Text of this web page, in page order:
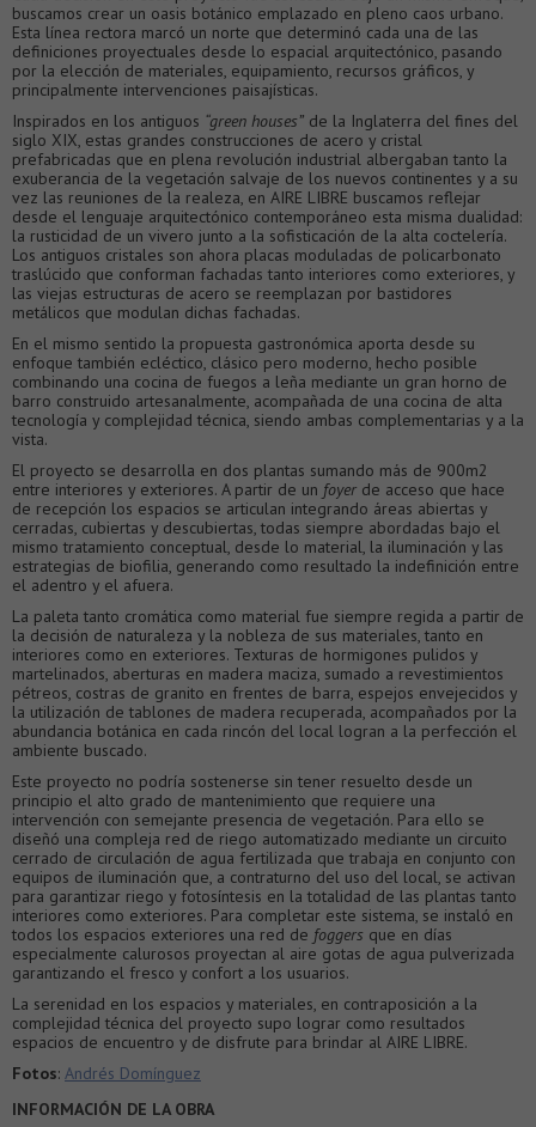
buscamos crear un oasis botánico emplazado en pleno caos urbano.
Esta línea rectora marcó un norte que determinó cada una de las
definiciones proyectuales desde lo espacial arquitectónico, pasando
por la elección de materiales, equipamiento, recursos gráficos, y
principalmente intervenciones paisajísticas.
Inspirados en los antiguos “green houses” de la Inglaterra del fines del
siglo XIX, estas grandes construcciones de acero y cristal
prefabricadas que en plena revolución industrial albergaban tanto la
exuberancia de la vegetación salvaje de los nuevos continentes y a su
vez las reuniones de la realeza, en AIRE LIBRE buscamos reflejar
desde el lenguaje arquitectónico contemporáneo esta misma dualidad:
la rusticidad de un vivero junto a la sofisticación de la alta coctelería.
Los antiguos cristales son ahora placas moduladas de policarbonato
traslúcido que conforman fachadas tanto interiores como exteriores, y
las viejas estructuras de acero se reemplazan por bastidores
metálicos que modulan dichas fachadas.
En el mismo sentido la propuesta gastronómica aporta desde su
enfoque también ecléctico, clásico pero moderno, hecho posible
combinando una cocina de fuegos a leña mediante un gran horno de
barro construido artesanalmente, acompañada de una cocina de alta
tecnología y complejidad técnica, siendo ambas complementarias y a la
vista.
El proyecto se desarrolla en dos plantas sumando más de 900m2
entre interiores y exteriores. A partir de un foyer de acceso que hace
de recepción los espacios se articulan integrando áreas abiertas y
cerradas, cubiertas y descubiertas, todas siempre abordadas bajo el
mismo tratamiento conceptual, desde lo material, la iluminación y las
estrategias de biofilia, generando como resultado la indefinición entre
el adentro y el afuera.
La paleta tanto cromática como material fue siempre regida a partir de
la decisión de naturaleza y la nobleza de sus materiales, tanto en
interiores como en exteriores. Texturas de hormigones pulidos y
martelinados, aberturas en madera maciza, sumado a revestimientos
pétreos, costras de granito en frentes de barra, espejos envejecidos y
la utilización de tablones de madera recuperada, acompañados por la
abundancia botánica en cada rincón del local logran a la perfección el
ambiente buscado.
Este proyecto no podría sostenerse sin tener resuelto desde un
principio el alto grado de mantenimiento que requiere una
intervención con semejante presencia de vegetación. Para ello se
diseñó una compleja red de riego automatizado mediante un circuito
cerrado de circulación de agua fertilizada que trabaja en conjunto con
equipos de iluminación que, a contraturno del uso del local, se activan
para garantizar riego y fotosíntesis en la totalidad de las plantas tanto
interiores como exteriores. Para completar este sistema, se instaló en
todos los espacios exteriores una red de foggers que en días
especialmente calurosos proyectan al aire gotas de agua pulverizada
garantizando el fresco y confort a los usuarios.
La serenidad en los espacios y materiales, en contraposición a la
complejidad técnica del proyecto supo lograr como resultados
espacios de encuentro y de disfrute para brindar al AIRE LIBRE.
Fotos: Andrés Domínguez
INFORMACIÓN DE LA OBRA